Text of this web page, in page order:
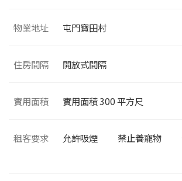
物業地址 屯門寶田村
住房間隔 開放式間隔
實用面積 實用面積300平方尺
租客要求 允許吸煙 禁止養寵物